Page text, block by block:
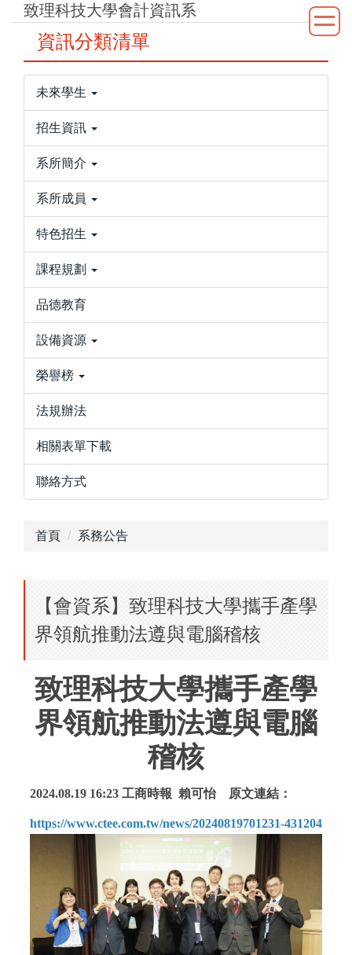
致理科技大學會計資訊系
資訊分類清單
未來學生
招生資訊
系所簡介
系所成員
特色招生
課程規劃
品德教育
設備資源
榮譽榜
法規辦法
相關表單下載
聯絡方式
首頁 系務公告
【會資系】致理科技大學攜手產學
界領航推動法遵與電腦稽核
致理科技大學攜手產學
界領航推動法遵與電腦
稽核
2024.08.19 16:23 工商時報 賴可怡 原文連結 ：
https://www.ctee.com.tw/news/20240819701231-431204